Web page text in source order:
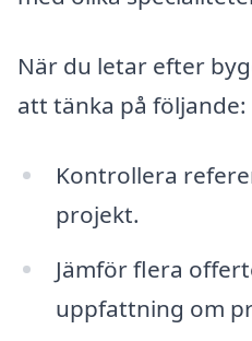
När du letar efter
att tänka på följande:
Kontrollera
projekt.
Jämför flera
uppfattning om